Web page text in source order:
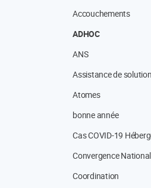
Accouchements
ADHOC
ANS
Assistance de
Atomes
bonne année
Cas COVID-19
Convergence
Coordination